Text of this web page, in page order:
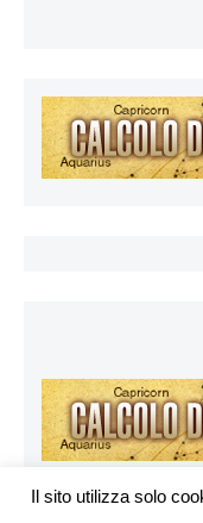
Il sito utilizza solo